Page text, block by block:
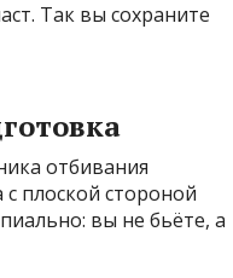
Так вы сохраните
отбивания
плоской стороной
вы не бьёте, а